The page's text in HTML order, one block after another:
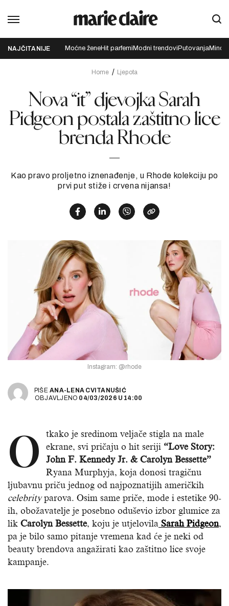
NAJČITANIJE Moćne ženeHit parfemi Modni trendovi Putovanja
Home Ljepota
Nova “it” djevojka Sarah
Pidgeon postala zaštitno lice
brenda Rhode
Kao pravo proljetno iznenađenje, u Rhode kolekciju po
prvi put stiže i crvena nijansa!
Instagram: @rhode
PIŠEANA-LENA CVITANUŠIĆ
OBJAVLJENO 04/03/2026 U 14:00
O
tkako je sredinom veljače stigla na male
ekrane, svi pričaju o hit seriji “Love Story:
John F. Kennedy Jr. & Carolyn Bessette”
Ryana Murphyja, koja donosi tragičnu
ljubavnu priču jednog od najpoznatijih američkih
celebrityparova. Osim same priče, mode i estetike 90-
ih, obožavatelje je posebno oduševio izbor glumice za
lik Carolyn Bessette, koju je utjelovila Sarah Pidgeon,
pa je bilo samo pitanje vremena kad će je neki od
beauty brendova angažirati kao zaštitno lice svoje
kampanje.